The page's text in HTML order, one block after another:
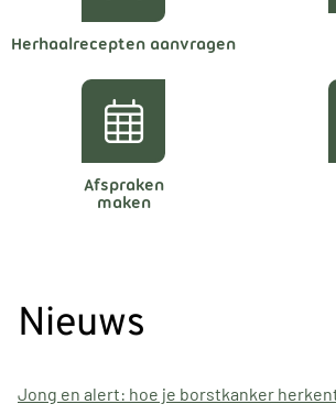
Herhaalrecepten aanvragen
Afspraken
maken
Nieuws
Jong en alert: hoe je borstkanker